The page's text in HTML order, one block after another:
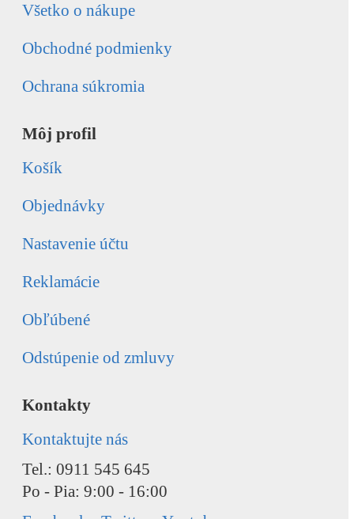
Všetko o nákupe
Obchodné podmienky
Ochrana súkromia
Môj profil
Košík
Objednávky
Nastavenie účtu
Reklamácie
Obľúbené
Odstúpenie od zmluvy
Kontakty
Kontaktujte nás
Tel.: 0911 545 645
Po - Pia: 9:00 - 16:00